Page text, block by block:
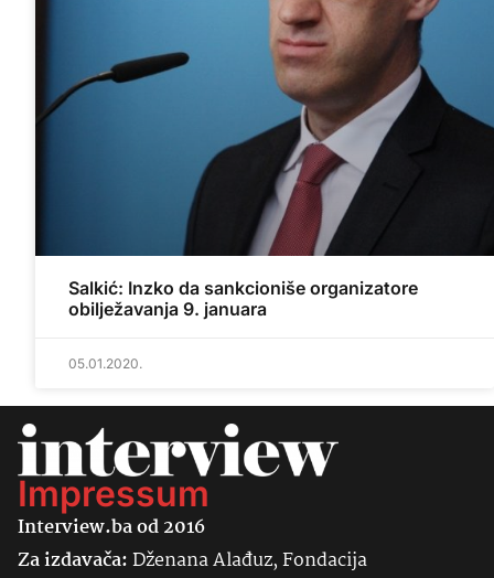
Salkić: Inzko da sankcioniše organizatore
obilježavanja 9. januara
05.01.2020.
Impressum
Interview.ba od 2016
Za izdavača:Dženana Alađuz, Fondacija